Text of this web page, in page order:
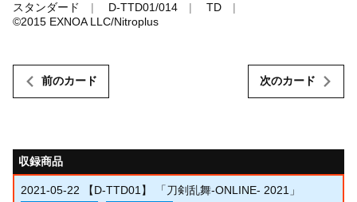
スタンダード D-TTD01/014
TD
©︎2015 EXNOA LLC/Nitroplus
前のカード 次のカード
収録商品
2021-05-22 【D-TTD01】 「刀剣乱舞-ONLINE- 2021」